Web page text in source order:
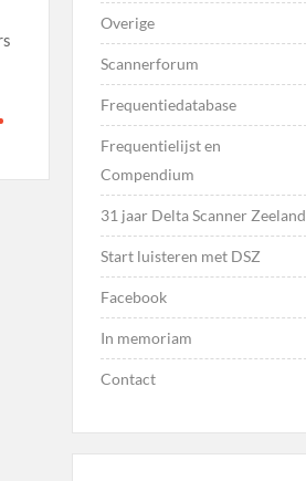
Overige
Scannerforum
Frequentiedatabase
Frequentielijst en
Compendium
31 jaar Delta Scanner Zeeland
Start luisteren met DSZ
Facebook
In memoriam
Contact